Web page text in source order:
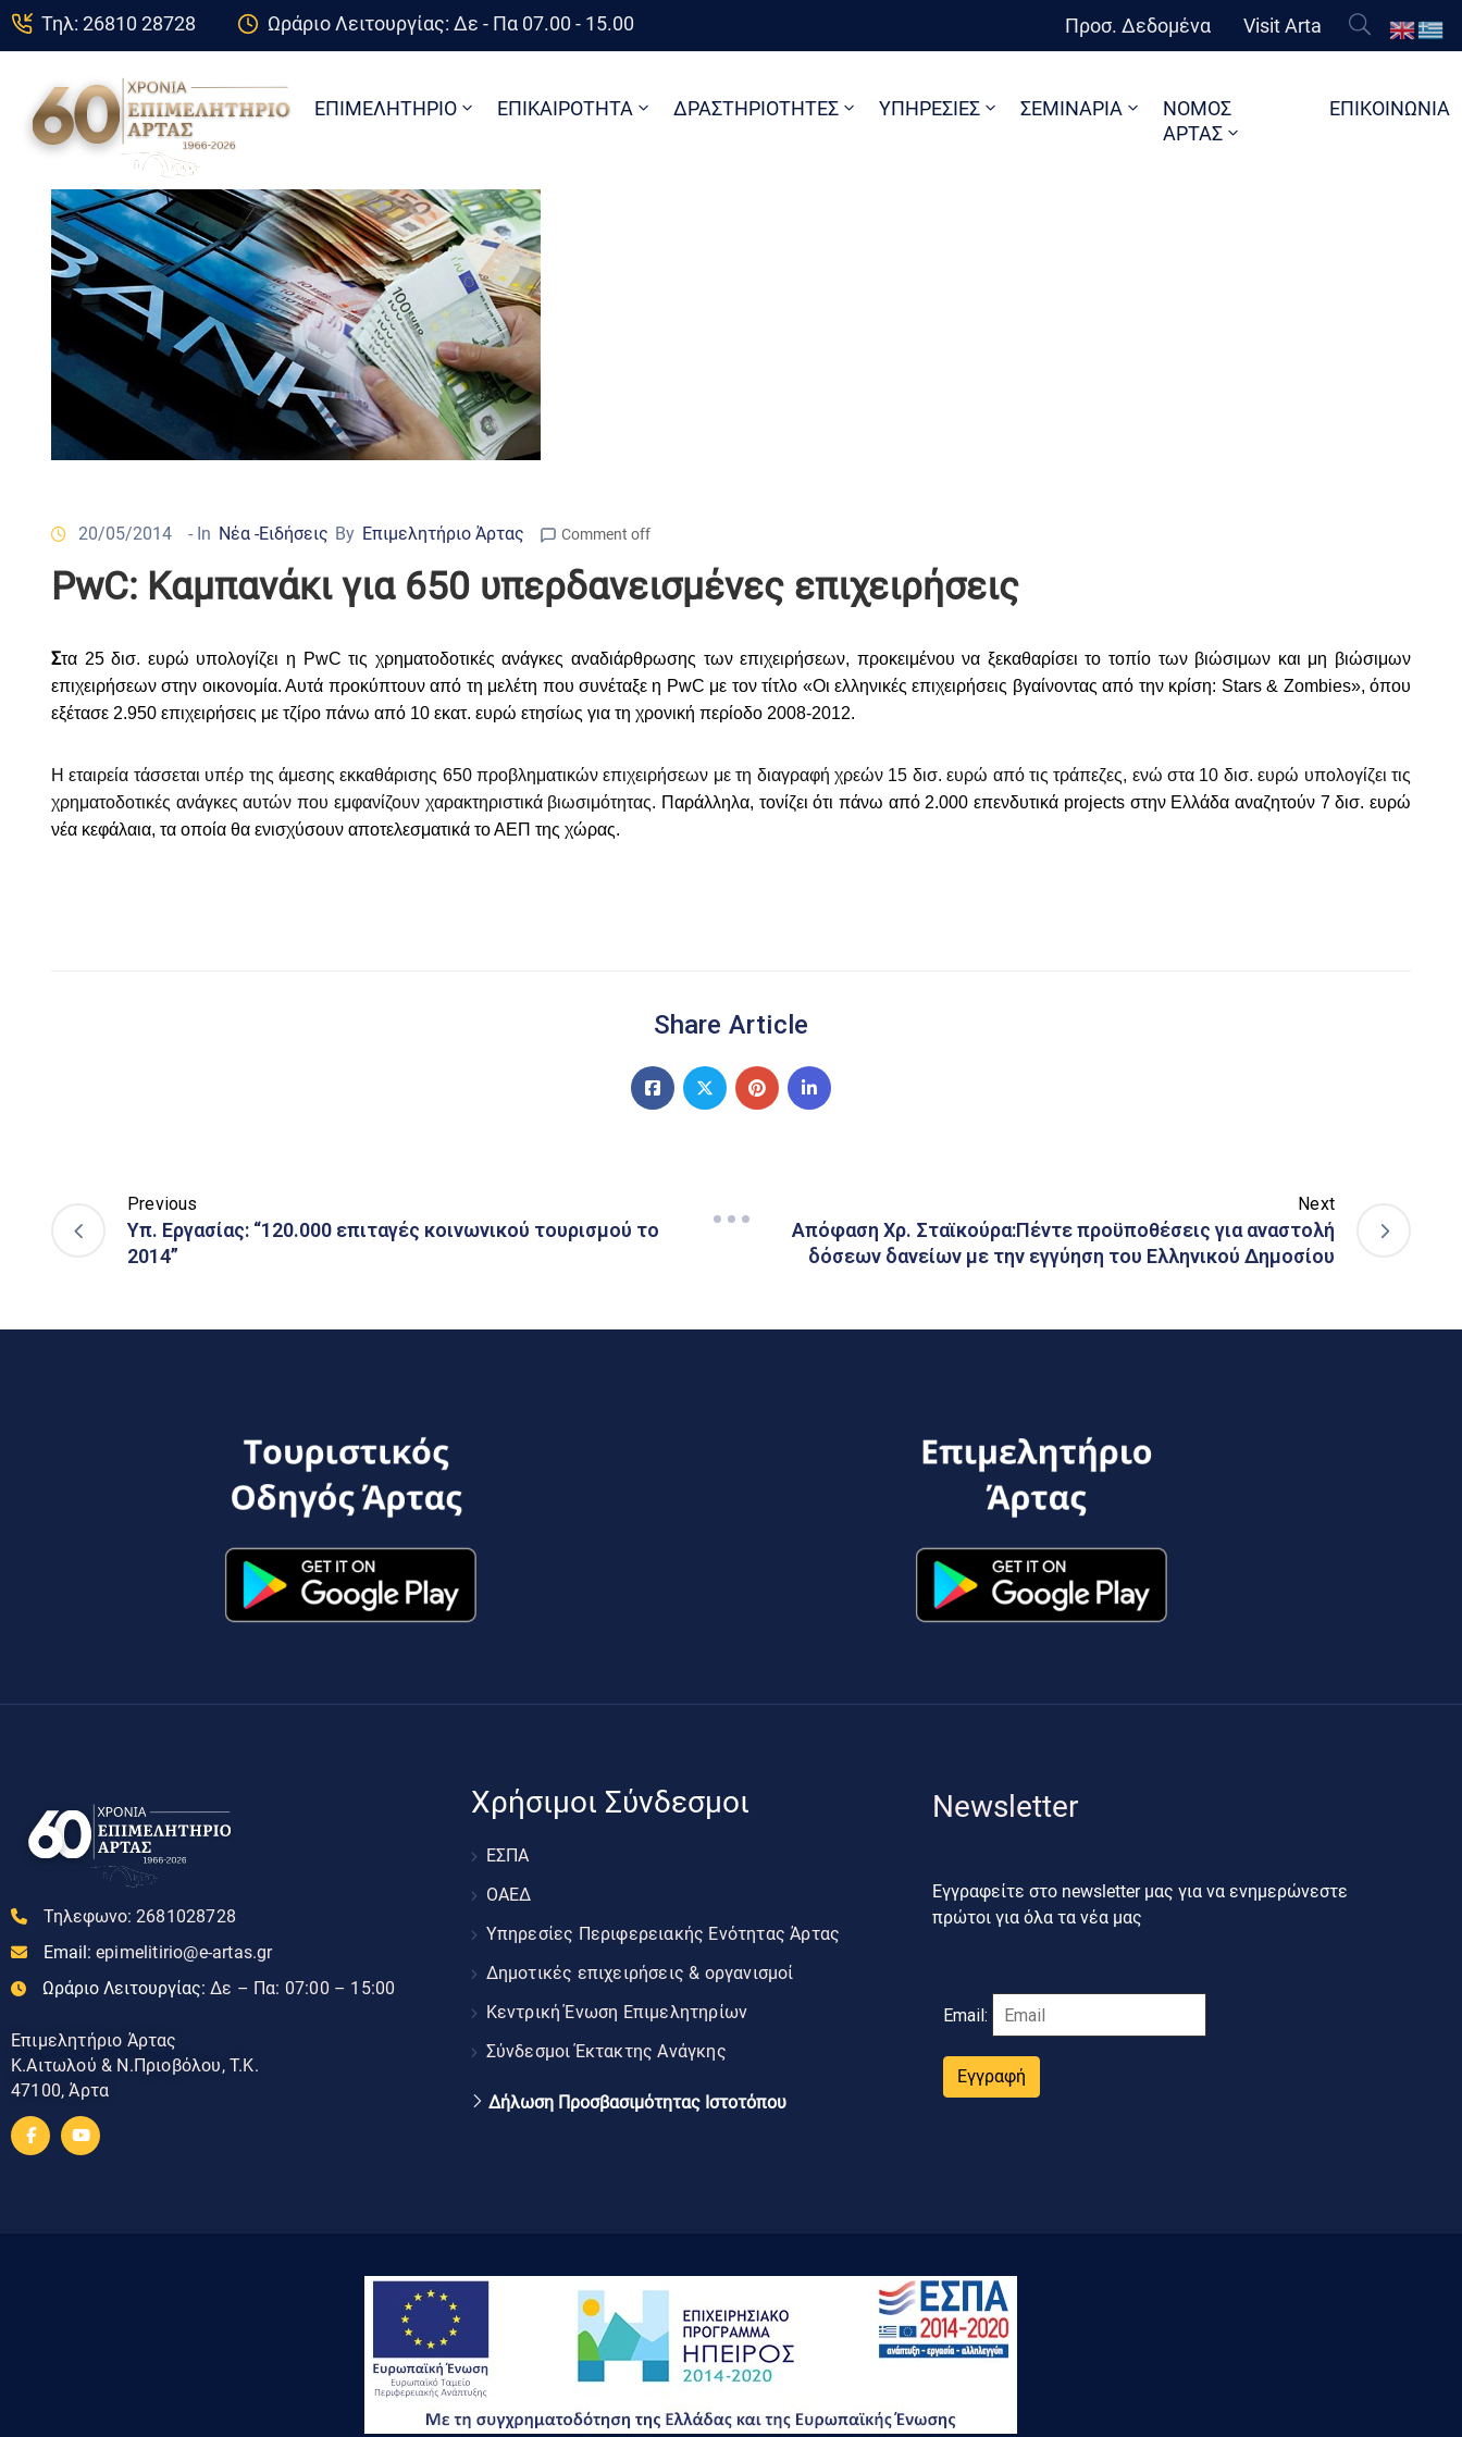
Τηλ: 26810 28728 Ωράριο Λειτουργίας: Δε - Πα 07.00 - 15.00 Προσ. Δεδομένα Visit Arta
ΕΠΙΜΕΛΗΤΗΡΙΟ ΕΠΙΚΑΙΡΟΤΗΤΑ ΔΡΑΣΤΗΡΙΟΤΗΤΕΣ ΥΠΗΡΕΣΙΕΣ ΣΕΜΙΝΑΡΙΑ
ΝΟΜΟΣ
ΑΡΤΑΣ
ΕΠΙΚΟΙΝΩΝΙΑ
20/05/2014 - In Νέα -Ειδήσεις By Επιμελητήριο Άρτας Comment off
PwC: Καμπανάκι για 650 υπερδανεισμένες επιχειρήσεις
Στα 25 δισ. ευρώ υπολογίζει η PwC τις χρηματοδοτικές ανάγκες αναδιάρθρωσης των επιχειρήσεων, προκειμένου να ξεκαθαρίσει το τοπίο των βιώσιμων και μη βιώσιμων
επιχειρήσεων στην οικονομία. Αυτά προκύπτουν από τη μελέτη που συνέταξε η PwC με τον τίτλο «Οι ελληνικές επιχειρήσεις βγαίνοντας από την κρίση: Stars & Zombies», όπου
εξέτασε 2.950 επιχειρήσεις με τζίρο πάνω από 10 εκατ. ευρώ ετησίως για τη χρονική περίοδο 2008-2012.
Η εταιρεία τάσσεται υπέρ της άμεσης εκκαθάρισης 650 προβληματικών επιχειρήσεων με τη διαγραφή χρεών 15 δισ. ευρώ από τις τράπεζες, ενώ στα 10 δισ. ευρώ υπολογίζει τις
χρηματοδοτικές ανάγκες αυτών που εμφανίζουν χαρακτηριστικά βιωσιμότητας. Παράλληλα, τονίζει ότι πάνω από 2.000 επενδυτικά projects στην Ελλάδα αναζητούν 7 δισ. ευρώ
νέα κεφάλαια, τα οποία θα ενισχύσουν αποτελεσματικά το ΑΕΠ της χώρας.
Share Article
Previous
Υπ. Εργασίας: “120.000 επιταγές κοινωνικού τουρισμού το
2014”
Next
Απόφαση Χρ. Σταϊκούρα:Πέντε προϋποθέσεις για αναστολή
δόσεων δανείων με την εγγύηση του Ελληνικού Δημοσίου
Τηλεφωνο: 2681028728
Email: epimelitirio@e-artas.gr
Ωράριο Λειτουργίας: Δε – Πα: 07:00 – 15:00
Επιμελητήριο Άρτας
Κ.Αιτωλού & Ν.Πριοβόλου, Τ.Κ.
47100, Άρτα
Χρήσιμοι Σύνδεσμοι
ΕΣΠΑ
ΟΑΕΔ
Υπηρεσίες Περιφερειακής Ενότητας Άρτας
Δημοτικές επιχειρήσεις & οργανισμοί
Κεντρική Ένωση Επιμελητηρίων
Σύνδεσμοι Έκτακτης Ανάγκης
Δήλωση Προσβασιμότητας Ιστοτόπου
Newsletter
Εγγραφείτε στο newsletter μας για να ενημερώνεστε
πρώτοι για όλα τα νέα μας
Email:
Εγγραφή